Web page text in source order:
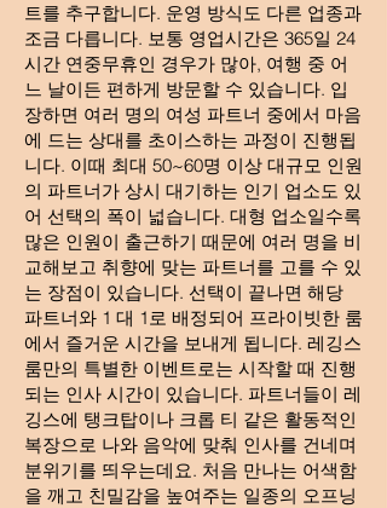
트를 추구합니다. 운영 방식도 다른 업종과
조금 다릅니다. 보통 영업시간은 365일 24
시간 연중무휴인 경우가 많아, 여행 중 어
느 날이든 편하게 방문할 수 있습니다. 입
장하면 여러 명의 여성 파트너 중에서 마음
에 드는 상대를 초이스하는 과정이 진행됩
니다. 이때 최대 50~60명 이상 대규모 인원
의 파트너가 상시 대기하는 인기 업소도 있
어 선택의 폭이 넓습니다. 대형 업소일수록
많은 인원이 출근하기 때문에 여러 명을 비
교해보고 취향에 맞는 파트너를 고를 수 있
는 장점이 있습니다. 선택이 끝나면 해당
파트너와 1 대 1로 배정되어 프라이빗한 룸
에서 즐거운 시간을 보내게 됩니다. 레깅스
룸만의 특별한 이벤트로는 시작할 때 진행
되는 인사 시간이 있습니다. 파트너들이 레
깅스에 탱크탑이나 크롭 티 같은 활동적인
복장으로 나와 음악에 맞춰 인사를 건네며
분위기를 띄우는데요. 처음 만나는 어색함
을 깨고 친밀감을 높여주는 일종의 오프닝